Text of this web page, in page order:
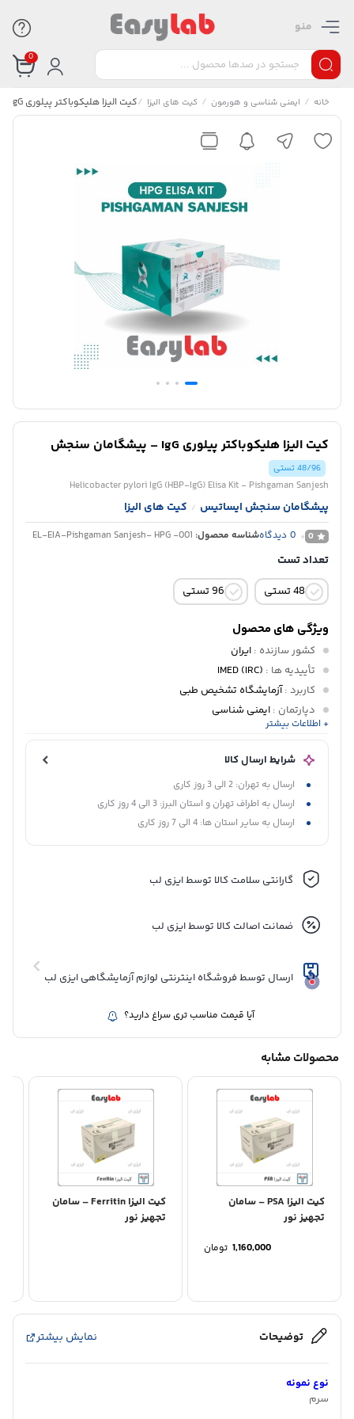
منو
0
خانه / ایمنی شناسی و هورمون / کیت های الیزا /کیت الیزا هلیکوباکتر پیلوری IgG – پیشگامان سنجش
کیت الیزا هلیکوباکتر پیلوری IgG – پیشگامان سنجش
48/96 تستی
Helicobacter pylori IgG (HBP-IgG) Elisa Kit - Pishgaman Sanjesh
پیشگامان سنجش ایساتیس / کیت های الیزا
0
0 دیدگاهشناسه محصول: EL-EIA-Pishgaman Sanjesh- HPG -001
تعداد تست
48 تستی
96 تستی
ویژگی های محصول
کشور سازنده : ایران
تأییدیه ها :
IMED (IRC)
کاربرد :آزمایشگاه تشخیص طبی
دپارتمان : ایمنی شناسی
پانل تشخیصی
+ اطلاعات بیشتر
شرایط ارسال کالا
ارسال به تهران: 2 الی 3 روز کاری
ارسال به اطراف تهران و استان البرز: 3 الی 4 روز کاری
ارسال به سایر استان ها: 4 الی 7 روز کاری
گارانتی سلامت کالا توسط ایزی لب
ضمانت اصالت کالا توسط ایزی لب
ارسال توسط فروشگاه اینترنتی لوازم آزمایشگاهی ایزی لب
آیا قیمت مناسب تری سراغ دارید؟
محصولات مشابه
کیت الیزا PSA – سامان
تجهیز نور
1,160,000 تومان
کیت الیزا Ferritin – سامان
تجهیز نور
توضیحات نمایش بیشتر
نوع نمونه
سرم